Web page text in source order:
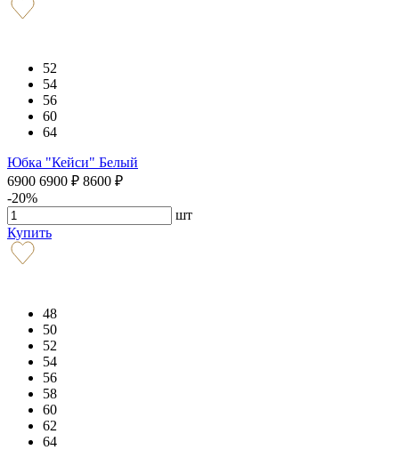
52
54
56
60
64
Юбка "Кейси" Белый
6900 6900 ₽ 8600 ₽
-20%
шт
Купить
48
50
52
54
56
58
60
62
64